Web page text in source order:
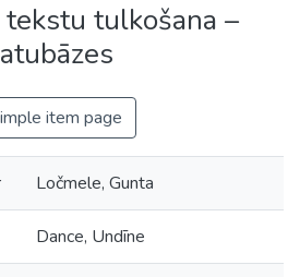
tulkošana –
item page
Ločmele, Gunta
Dance, Undīne